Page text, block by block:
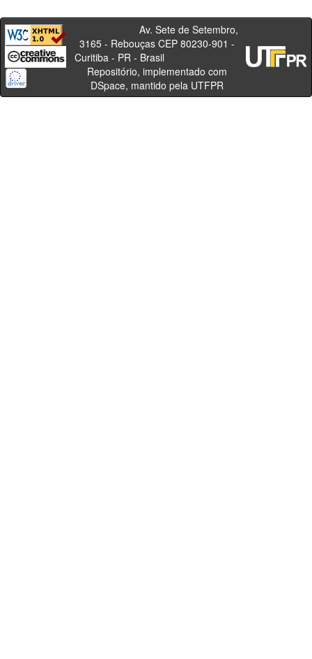
Av. Sete de Setembro,
3165 - Rebouças CEP 80230-901 -
Curitiba - PR - Brasil
Repositório, implementado com
DSpace, mantido pela UTFPR